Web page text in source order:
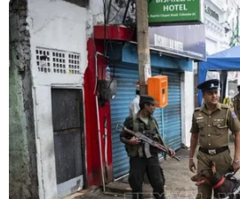
#xe điện #Tesla #Elon Musk
Theo dõi VietnamPlus